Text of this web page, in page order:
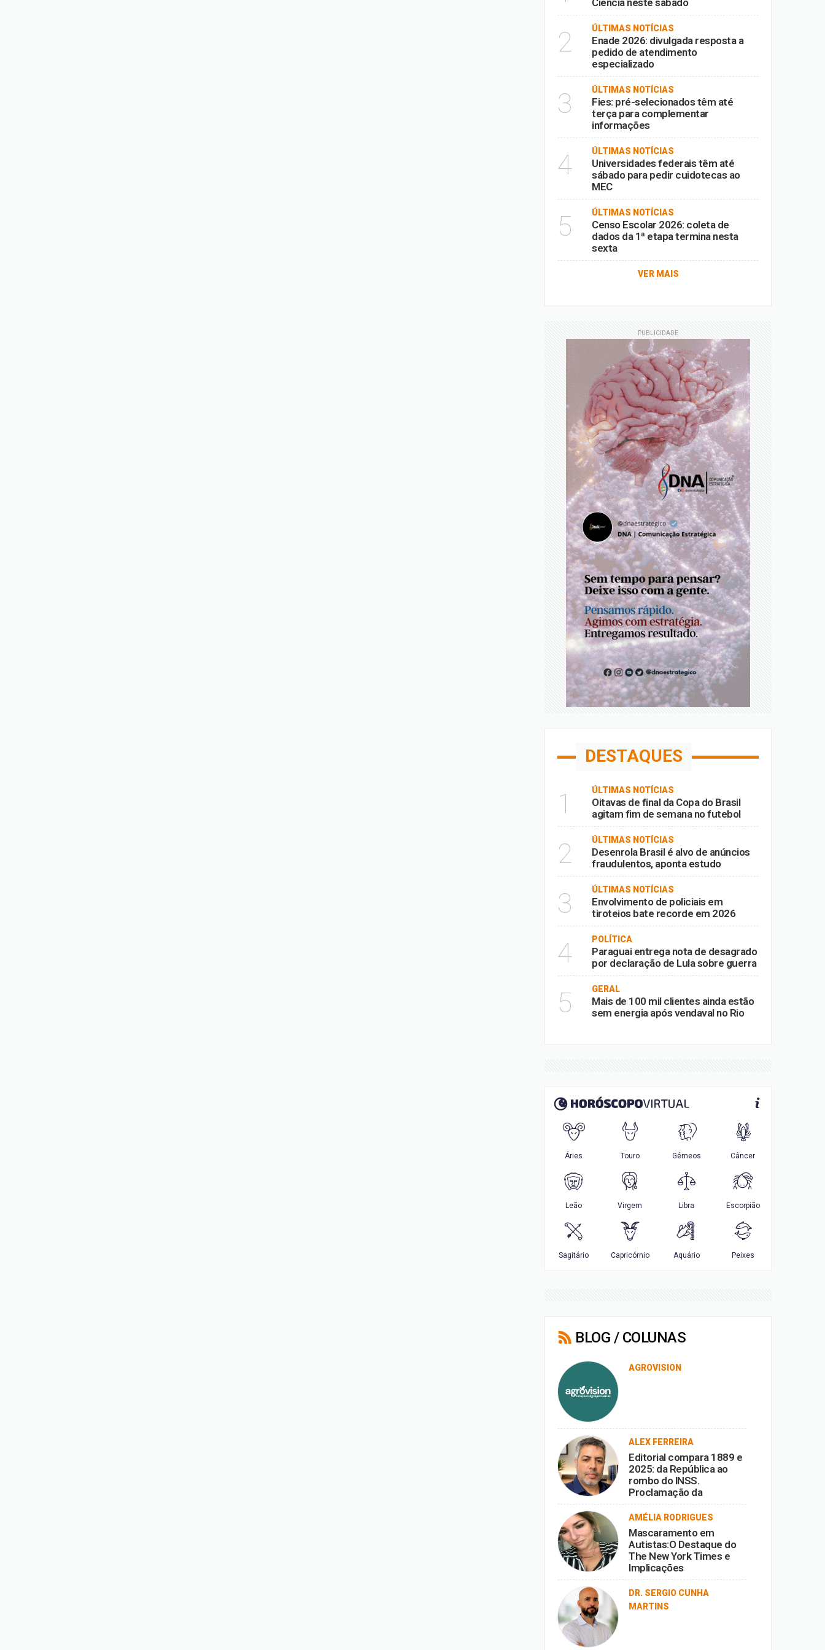
Ciência neste sábado
2 ÚLTIMAS NOTÍCIAS
Enade 2026: divulgada resposta a
pedido de atendimento
especializado
3 ÚLTIMAS NOTÍCIAS
Fies: pré-selecionados têm até
terça para complementar
informações
4 ÚLTIMAS NOTÍCIAS
Universidades federais têm até
sábado para pedir cuidotecas ao
MEC
5 ÚLTIMAS NOTÍCIAS
Censo Escolar 2026: coleta de
dados da 1ª etapa termina nesta
sexta
VER MAIS
PUBLICIDADE
DESTAQUES
1 ÚLTIMAS NOTÍCIAS
Oitavas de final da Copa do Brasil
agitam fim de semana no futebol
2 ÚLTIMAS NOTÍCIAS
Desenrola Brasil é alvo de anúncios
fraudulentos, aponta estudo
3 ÚLTIMAS NOTÍCIAS
Envolvimento de policiais em
tiroteios bate recorde em 2026
4 POLÍTICA
Paraguai entrega nota de desagrado
por declaração de Lula sobre guerra
5 GERAL
Mais de 100 mil clientes ainda estão
sem energia após vendaval no Rio
BLOG / COLUNAS
AGROVISION
ALEX FERREIRA
Editorial compara 1889 e
2025: da República ao
rombo do INSS.
Proclamação da
República vira ironia
diante da corrupção.
AMÉLIA RODRIGUES
Mascaramento em
Autistas:O Destaque do
The New York Times e
Implicações
DR. SERGIO CUNHA
MARTINS